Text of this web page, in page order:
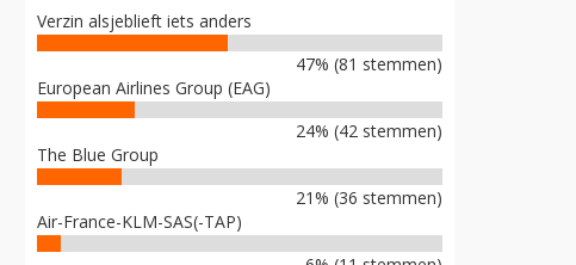
Verzin alsjeblieft iets anders
47% (81 stemmen)
European Airlines Group (EAG)
24% (42 stemmen)
The Blue Group
21% (36 stemmen)
Air-France-KLM-SAS(-TAP)